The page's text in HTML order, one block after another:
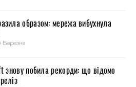
образом: мережа вибухнула
Березня
знову побила рекорди: що відомо